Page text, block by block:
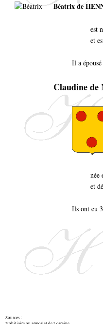
Béatrix de
est
et
Il a
Claudine
née
et
Ils ont eu
Sources :